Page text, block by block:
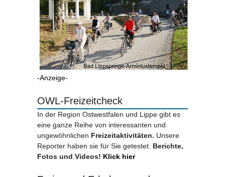
-Anzeige-
OWL-Freizeitcheck
In der Region Ostwestfalen und Lippe gibt es
eine ganze Reihe von interessanten und
ungewöhnlichen Freizeitaktivitäten. Unsere
Reporter haben sie für Sie getestet. Berichte,
Fotos und Videos! Klick hier